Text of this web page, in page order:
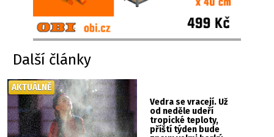
Další články
Vedra se vracejí. Už
od neděle udeří
tropické teploty,
příští týden bude
AKTUÁLNĚ